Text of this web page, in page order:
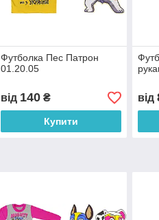
Футболка Пес Патрон
01.20.05
від 140₴
Купити
від